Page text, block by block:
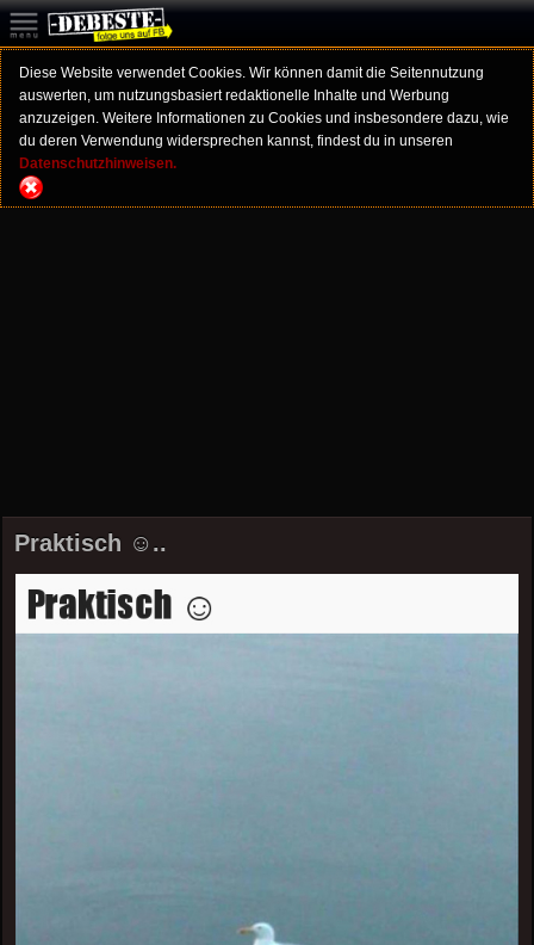
Diese Website verwendet Cookies. Wir können damit die Seitennutzung
auswerten, um nutzungsbasiert redaktionelle Inhalte und Werbung
anzuzeigen. Weitere Informationen zu Cookies und insbesondere dazu, wie
du deren Verwendung widersprechen kannst, findest du in unseren
Datenschutzhinweisen.
Praktisch ☺..